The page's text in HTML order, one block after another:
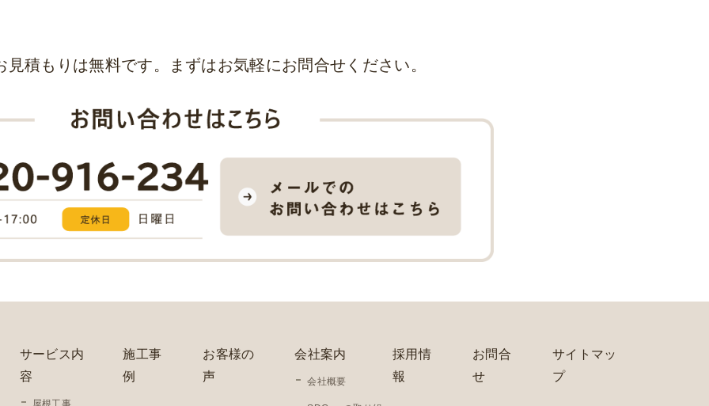
見積もりは無料です。まずはお気軽にお問合せください。
サービス内
容
屋根工事
施工事
例
お客様の
声
会社案内
会社概要
採用情
報
お問合
せ
サイトマッ
プ